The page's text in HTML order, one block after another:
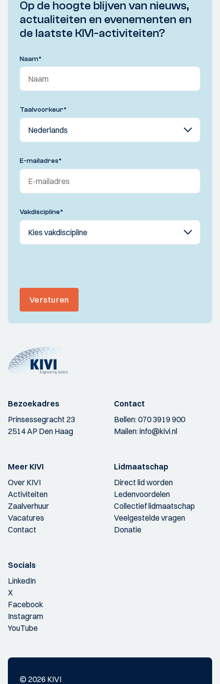
Op de hoogte blijven van nieuws,
actualiteiten en evenementen en
de laatste KIVI-activiteiten?
Naam*
Taalvoorkeur*
E-mailadres*
Vakdiscipline*
Versturen
Bezoekadres
Prinsessegracht 23
2514 AP Den Haag
Contact
Bellen:070 3919 900
Mailen:info@kivi.nl
Meer KIVI
Over KIVI
Activiteiten
Zaalverhuur
Vacatures
Contact
Lidmaatschap
Direct lid worden
Ledenvoordelen
Collectief lidmaatschap
Veelgestelde vragen
Donatie
Socials
LinkedIn
X
Facebook
Instagram
YouTube
© 2026 KIVI